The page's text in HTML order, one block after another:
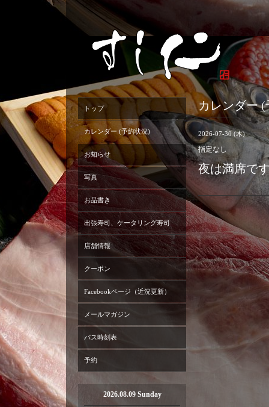
カレンダー
2026-07-30 (木)
指定なし
夜は満席で
トップ
カレンダー (予約状況)
お知らせ
写真
お品書き
出張寿司、ケータリング寿司
店舗情報
クーポン
Facebookページ（近況更新）
メールマガジン
バス時刻表
予約
2026.08.09 Sunday